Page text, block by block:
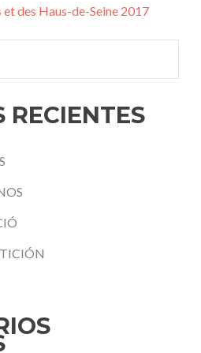
et des Haus-de-Seine 2017
RECIENTES